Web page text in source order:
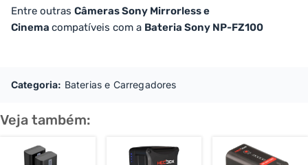
Entre outras Câmeras Sony Mirrorless e
Cinema compatíveis com a Bateria Sony NP-FZ100
Categoria: Baterias e Carregadores
Veja também: